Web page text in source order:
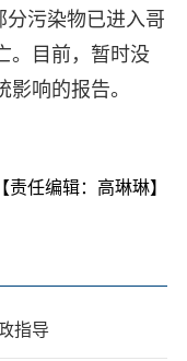
分污染物已进入哥
。目前，暂时没
响的报告。
【责任编辑：高琳琳】
指导